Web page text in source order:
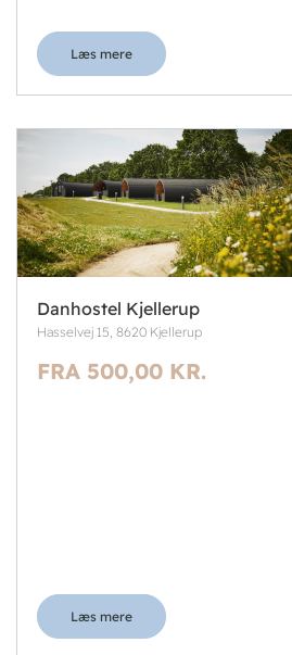
Læs mere
Danhostel Kjellerup
Hasselvej 15, 8620 Kjellerup
FRA 500,00 KR.
Læs mere